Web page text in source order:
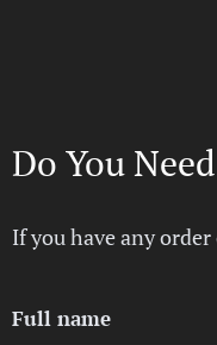
Do You
If you have any order
Full name